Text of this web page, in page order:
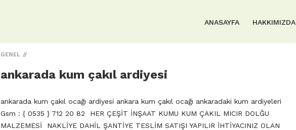
ANASAYFA HAKKIMIZDA
GENEL
ankarada kum çakıl ardiyesi
ankarada kum çakıl ocağı ardiyesi ankara kum çakıl ocağı ankaradaki kum ardiyeleri
Gsm : { 0535 } 712 20 82 HER ÇEŞİT İNŞAAT KUMU KUM ÇAKIL MICIR DOLĞU
MALZEMESİ NAKLİYE DAHİL ŞANTİYE TESLİM SATIŞI YAPILIR İHTİYACINIZ OLAN